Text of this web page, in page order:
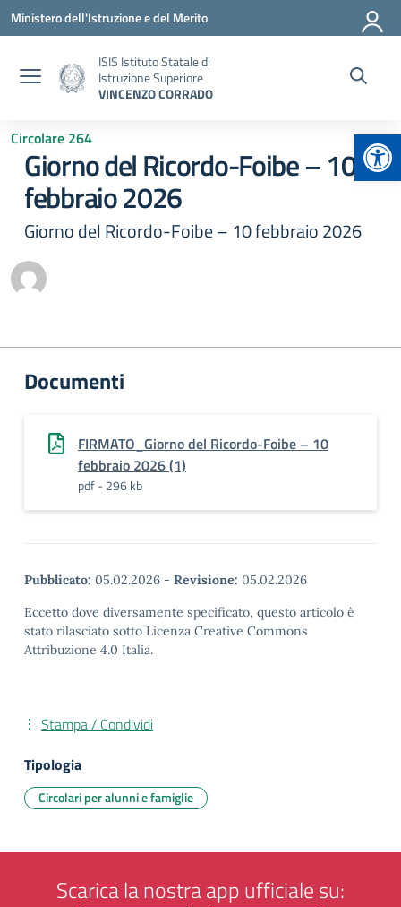
Vai ai contenuti
Vai al menu di navigazione
Vai al footer
Ministero dell'Istruzione e del Merito
ISIS Istituto Statale di
Istruzione Superiore
VINCENZO CORRADO
Circolare 264
Giorno del Ricordo-Foibe – 10
febbraio 2026
Giorno del Ricordo-Foibe – 10 febbraio 2026
Documenti
FIRMATO_Giorno del Ricordo-Foibe – 10
febbraio 2026 (1)
pdf - 296 kb
Pubblicato: 05.02.2026 - Revisione: 05.02.2026
Eccetto dove diversamente specificato, questo articolo è
stato rilasciato sotto Licenza Creative Commons
Attribuzione 4.0 Italia.
Stampa / Condividi
Tipologia
Circolari per alunni e famiglie
Scarica la nostra app ufficiale su: